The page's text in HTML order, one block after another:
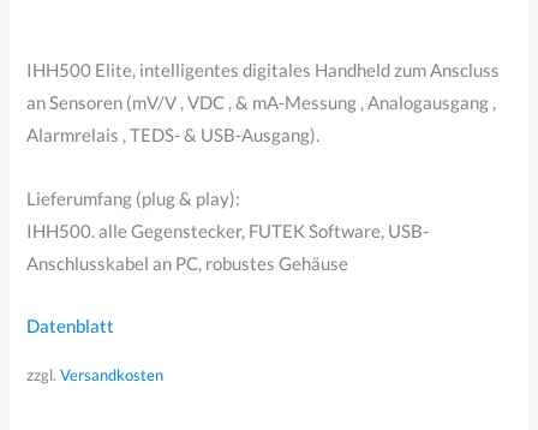
IHH500 Elite, intelligentes digitales Handheld zum Anscluss
an Sensoren (mV/V , VDC , & mA-Messung , Analogausgang ,
Alarmrelais , TEDS- & USB-Ausgang).
Lieferumfang (plug & play):
IHH500. alle Gegenstecker, FUTEK Software, USB-
Anschlusskabel an PC, robustes Gehäuse
Datenblatt
zzgl.Versandkosten